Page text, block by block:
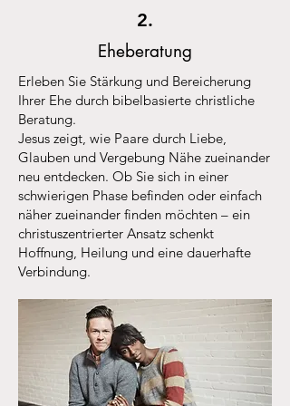
2.
Eheberatung
Erleben Sie Stärkung und Bereicherung
Ihrer Ehe durch bibelbasierte christliche
Beratung.
Jesus zeigt, wie Paare durch Liebe,
Glauben und Vergebung Nähe zueinander
neu entdecken. Ob Sie sich in einer
schwierigen Phase befinden oder einfach
näher zueinander finden möchten – ein
christuszentrierter Ansatz schenkt
Hoffnung, Heilung und eine dauerhafte
Verbindung.